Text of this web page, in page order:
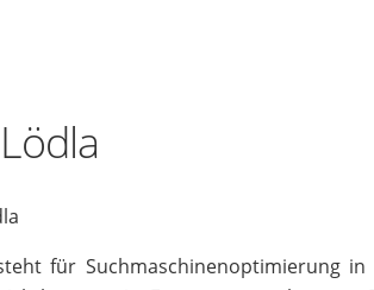
für Suchmaschinenoptimierung